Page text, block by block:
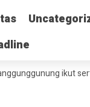
ikut serta